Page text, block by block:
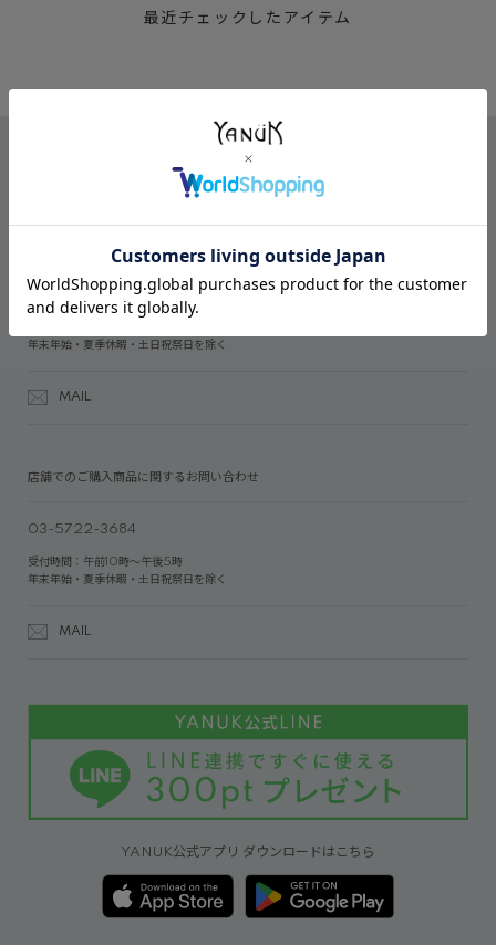
最近チェックしたアイテム
03-6809-2611
年末年始・夏季休暇・土日祝祭日を除く
MAIL
店舗でのご購入商品に関するお問い合わせ
03-5722-3684
受付時間：午前10時～午後5時
年末年始・夏季休暇・土日祝祭日を除く
MAIL
YANUK公式アプリ ダウンロードはこちら